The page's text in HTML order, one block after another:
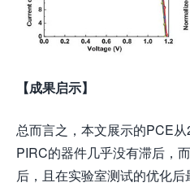
【成果启示】
总而言之，本文展示的PCE
PIRC的器件几乎没有滞后，
后，且在实验室测试的优化